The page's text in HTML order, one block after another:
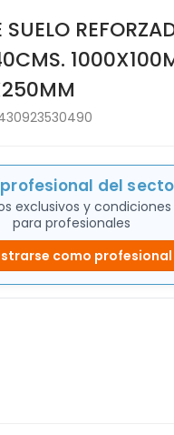
SUELO
profesional del
exclusivos y
para profesionales
como profesional